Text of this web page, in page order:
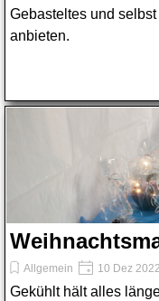
Gebasteltes und
anbieten.
Allgemein 10 Dez 2022
Gekühlt hält alles